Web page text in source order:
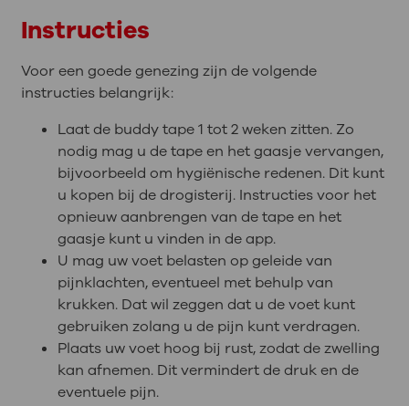
Instructies
Voor een goede genezing zijn de volgende
instructies belangrijk:
Laat de buddy tape 1 tot 2 weken zitten. Zo
nodig mag u de tape en het gaasje vervangen,
bijvoorbeeld om hygiënische redenen. Dit kunt
u kopen bij de drogisterij. Instructies voor het
opnieuw aanbrengen van de tape en het
gaasje kunt u vinden in de app.
U mag uw voet belasten op geleide van
pijnklachten, eventueel met behulp van
krukken. Dat wil zeggen dat u de voet kunt
gebruiken zolang u de pijn kunt verdragen.
Plaats uw voet hoog bij rust, zodat de zwelling
kan afnemen. Dit vermindert de druk en de
eventuele pijn.